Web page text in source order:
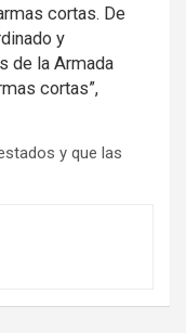
cortas. De
y
de la Armada
cortas”,
y que las